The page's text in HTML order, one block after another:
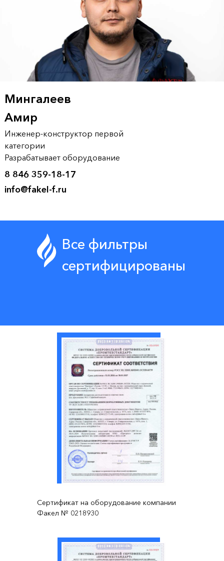
Мингалеев
Амир
Инженер-конструктор первой
категории
Разрабатывает оборудование
8 846 359-18-17
info@fakel-f.ru
Все фильтры
сертифицированы
Сертификат на оборудование компании
Факел № 0218930